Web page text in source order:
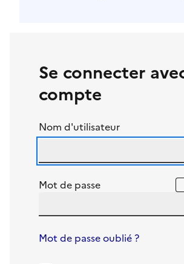
Se connecter
compte
Nom d'utilisateur
Mot de passe
Mot de passe oublié ?